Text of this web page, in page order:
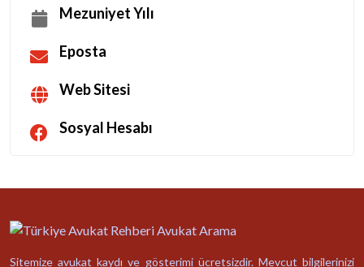
Mezuniyet Yılı
Eposta
Web Sitesi
Sosyal Hesabı
Sitemize avukat kaydı ve gösterimi ücretsizdir. Mevcut bilgilerinizi